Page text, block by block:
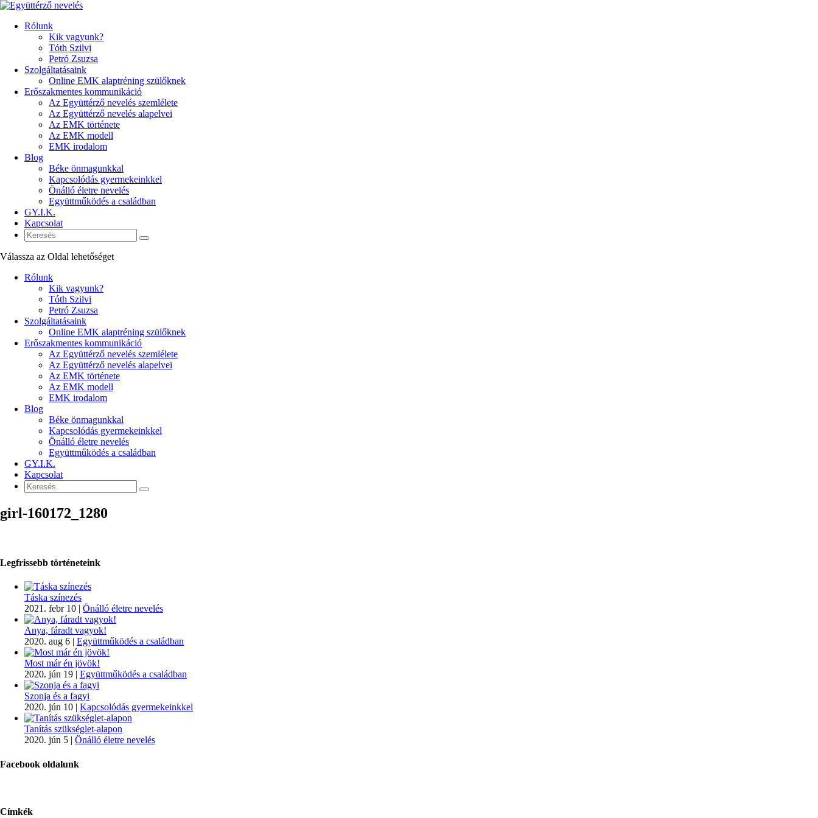
Rólunk
Kik vagyunk?
Tóth Szilvi
Petró Zsuzsa
Szolgáltatásaink
Online EMK alaptréning szülőknek
Erőszakmentes kommunikáció
Az Együttérző nevelés szemlélete
Az Együttérző nevelés alapelvei
Az EMK története
Az EMK modell
EMK irodalom
Blog
Béke önmagunkkal
Kapcsolódás gyermekeinkkel
Önálló életre nevelés
Együttműködés a családban
GY.I.K.
Kapcsolat
Válassza az Oldal lehetőséget
Rólunk
Kik vagyunk?
Tóth Szilvi
Petró Zsuzsa
Szolgáltatásaink
Online EMK alaptréning szülőknek
Erőszakmentes kommunikáció
Az Együttérző nevelés szemlélete
Az Együttérző nevelés alapelvei
Az EMK története
Az EMK modell
EMK irodalom
Blog
Béke önmagunkkal
Kapcsolódás gyermekeinkkel
Önálló életre nevelés
Együttműködés a családban
GY.I.K.
Kapcsolat
girl-160172_1280
Legfrissebb történeteink
Táska színezés
2021. febr 10 | Önálló életre nevelés
Anya, fáradt vagyok!
2020. aug 6 | Együttműködés a családban
Most már én jövök!
2020. jún 19 | Együttműködés a családban
Szonja és a fagyi
2020. jún 10 | Kapcsolódás gyermekeinkkel
Tanítás szükséglet-alapon
2020. jún 5 | Önálló életre nevelés
Facebook oldalunk
Címkék